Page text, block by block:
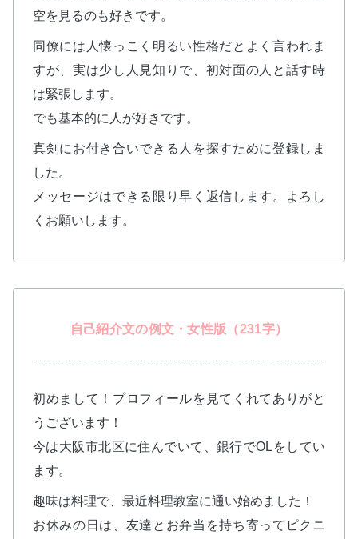
空を見るのも好きです。
同僚には人懐っこく明るい性格だとよく言われま
すが、実は少し人見知りで、初対面の人と話す時
は緊張します。
でも基本的に人が好きです。
真剣にお付き合いできる人を探すために登録しま
した。
メッセージはできる限り早く返信します。よろし
くお願いします。
自己紹介文の例文・女性版（231字）
初めまして！プロフィールを見てくれてありがと
うございます！
今は大阪市北区に住んでいて、銀行でOLをしてい
ます。
趣味は料理で、最近料理教室に通い始めました！
お休みの日は、友達とお弁当を持ち寄ってピクニ